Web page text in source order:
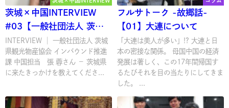
茨城×中国INTERVIEW
#03【一般社団法人 茨城
県観光物産協会】
INTERVIEW │ 一般社団法人 茨城
県観光物産協会 インバウンド推進
課 中国担当 張 蓉さん － 茨城県
に来たきっかけを教えてくださ...
フルサトーク -故郷話-
【01】大連について
「大連は美人が多い」!? 大連と日
本の密接な関係。 母国中国の経済
発展は著しく、この17年間帰国す
るたびそれを目の当たりにしてきま
した。 ...